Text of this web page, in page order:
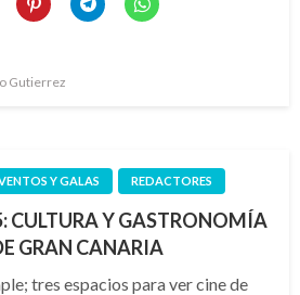
Gutierrez
Y GALAS REDACTORES
CULTURA Y GASTRONOMÍA
GRAN CANARIA
tres espacios para ver cine de